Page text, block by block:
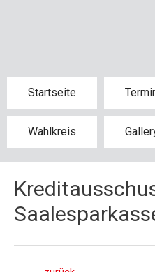
Startseite
Wahlkreis